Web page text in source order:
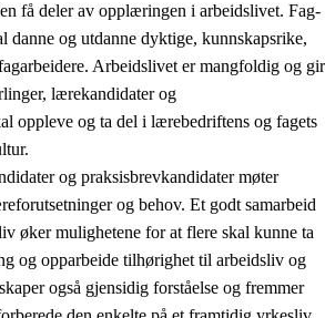
skolens praksis
læringsmiljø
og tilpasset opplæring
få deler av opplæringen i arbeidslivet. Fag-
danne og utdanne dyktige, kunnskapsrike,
Arbeidslivet er mangfoldig og gir
lærekandidater og
oppleve og ta del i lærebedriftens og fagets
og praksisbrevkandidater møter
og behov. Et godt samarbeid
øker mulighetene for at flere skal kunne ta
og opparbeide tilhørighet til arbeidsliv og
også gjensidig forståelse og fremmer